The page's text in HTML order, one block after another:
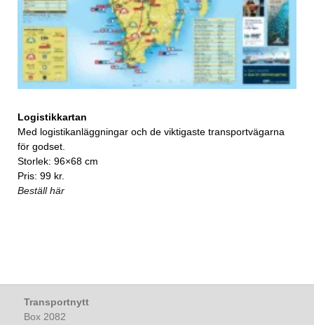
Logistikkartan
Med logistikanläggningar och de viktigaste transportvägarna
för godset.
Storlek: 96×68 cm
Pris: 99 kr.
Beställ här
Transportnytt
Box 2082